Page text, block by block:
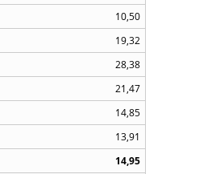
10,50
19,32
28,38
21,47
14,85
13,91
14,95